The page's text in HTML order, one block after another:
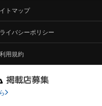
トマップ
イバシーポリシー
用規約